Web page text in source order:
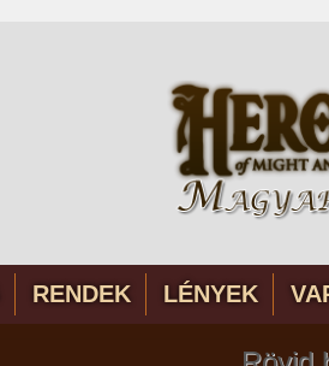
RENDEK LÉNYEK